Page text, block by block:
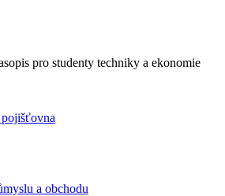
pro studenty techniky a ekonomie